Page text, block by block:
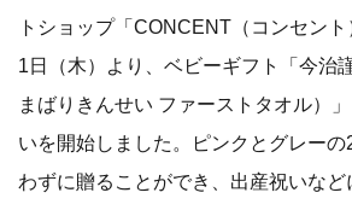
トショップ「CONCENT（コンセン
1日（木）より、ベビーギフト「今治
まばりきんせい ファーストタオル）
いを開始しました。ピンクとグレー
わずに贈ることができ、出産祝いなど